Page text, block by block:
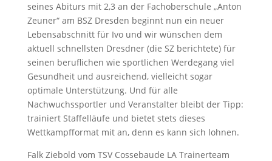
seines Abiturs mit 2,3 an der Fachoberschule „Anton
Zeuner“ am BSZ Dresden beginnt nun ein neuer
Lebensabschnitt für Ivo und wir wünschen dem
aktuell schnellsten Dresdner (die SZ berichtete) für
seinen beruflichen wie sportlichen Werdegang viel
Gesundheit und ausreichend, vielleicht sogar
optimale Unterstützung. Und für alle
Nachwuchssportler und Veranstalter bleibt der Tipp:
trainiert Staffelläufe und bietet stets dieses
Wettkampfformat mit an, denn es kann sich lohnen.
Falk Ziebold vom TSV Cossebaude LA Trainerteam